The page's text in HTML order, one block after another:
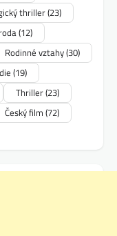
thriller(23)
(12)
Rodinné vztahy(30)
(19)
Thriller(23)
Český film (72)